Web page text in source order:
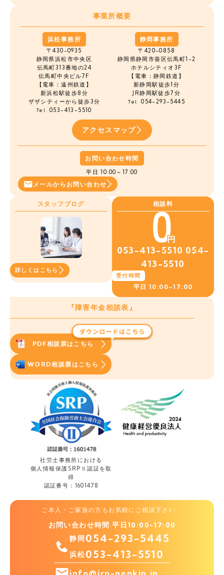
事業所概要
浜松事務所
〒430-0935
静岡県浜松市中央区
伝馬町313番地の24
伝馬町中央ビル7F
【電車：遠州鉄道】
新浜松駅徒歩8分
ザザシティーから徒歩3分
Tel. 053-413-5510
静岡事務所
〒420-0858
静岡県静岡市葵区伝馬町1-2
ホテルシティオ3F
【電車：静岡鉄道】
新静岡駅徒歩1分
JR静岡駅徒歩7分
Tel. 054-293-5445
アクセスマップ
お問い合わせ時間
平日 10:00～17:00
メールから お問い合わせ
スタッフブログ
詳しくはこちら
相談料
053-413-5510 054-
413-5510
受付時間
平日 10:00~17:00
『障害年金相談表』
PDF相談票はこちら
WORD相談票はこちら
社労士事務所における
個人情報保護SRPⅡ認証を取
得
認証番号：1601478
ご本人・ご家族の方もお気軽にご相談下さい。
お問い合わせ時間 平日10:00-17:00
静岡054-293-5445
浜松053-413-5510
info@irn-nenkin.jp